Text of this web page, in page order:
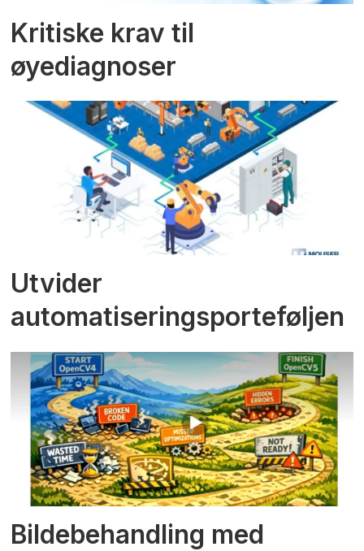
Kritiske krav til
øyediagnoser
Utvider
automatiseringsporteføljen
Bildebehandling med